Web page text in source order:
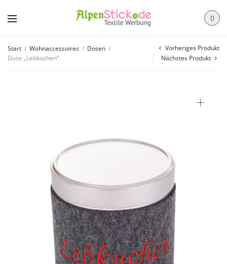
0
Start / Wohnaccessoires / Dosen /
Dose „Lebkuchen“
Vorheriges Produkt
Nächstes Produkt